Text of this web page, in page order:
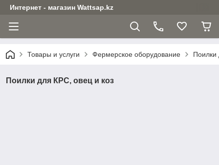
Интернет - магазин Wattsap.kz
Товары и услуги Фермерское оборудование Поилки
Поилки для КРС, овец и коз